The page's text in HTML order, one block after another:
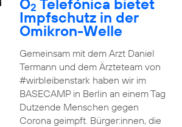
O2 Telefónica bietet
Impfschutz in der
Omikron-Welle
Gemeinsam mit dem Arzt Daniel
Termann und dem Ärzteteam von
#wirbleibenstark haben wir im
BASECAMP in Berlin an einem Tag
Dutzende Menschen gegen
Corona geimpft. Bürger:innen, die